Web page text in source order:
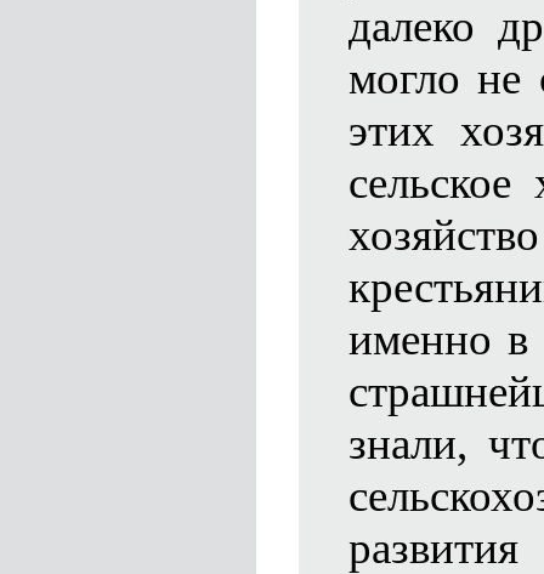
далеко
могло не
этих
именно в
знали,